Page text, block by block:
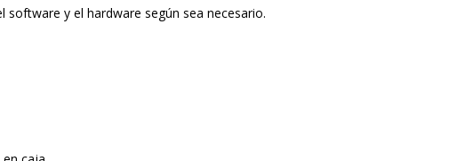
y el hardware según sea necesario.